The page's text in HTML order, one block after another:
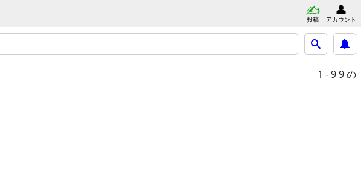
投稿 アカウント
1 - 99 の